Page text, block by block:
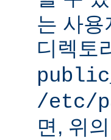
는 사
디렉토
/etc/
면, 위